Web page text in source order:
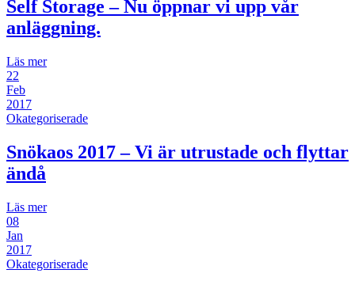
Self Storage – Nu öppnar vi upp vår
anläggning.
Läs mer
22
Feb
2017
Okategoriserade
Snökaos 2017 – Vi är utrustade och flyttar
ändå
Läs mer
08
Jan
2017
Okategoriserade